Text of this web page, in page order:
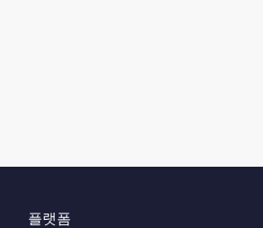
플랫폼